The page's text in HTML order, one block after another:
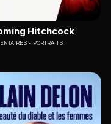
Hitchcock
PORTRAITS